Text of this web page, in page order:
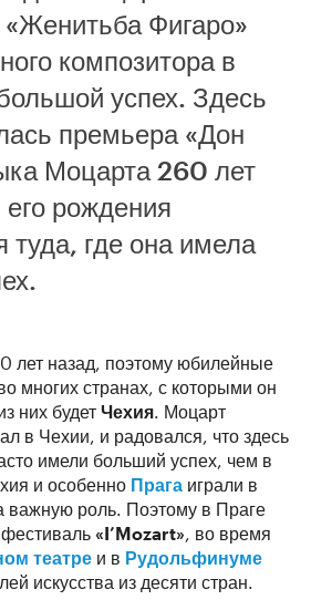
Фигаро»
композитора в
успех. Здесь
премьера «Дон
Моцарта 260 лет
его рождения
туда, где она имела
лет назад, поэтому юбилейные
многих странах, с которыми он
них будет Чехия. Моцарт
в Чехии, и радовался, что здесь
имели больший успех, чем в
и особенно Прага играли в
важную роль. Поэтому в Праге
«I’Mozart», во время
театре и в Рудольфинуме
искусства из десяти стран.